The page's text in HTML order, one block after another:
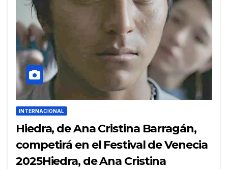
INTERNACIONAL
Hiedra, de Ana Cristina Barragán,
competirá en el Festival de Venecia
2025Hiedra, de Ana Cristina